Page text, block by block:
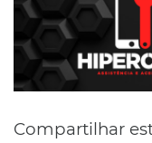
Compartilhar